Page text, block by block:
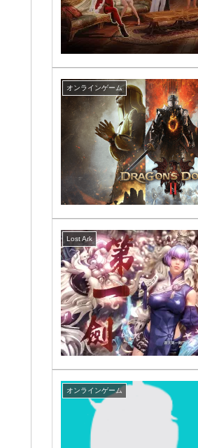
オンラインゲーム
Lost Ark
オンラインゲーム